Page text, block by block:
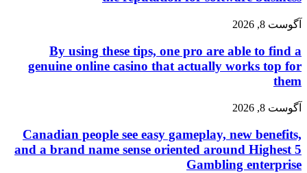
آگوست 8, 2026
By using these tips, one pro are able to find a
genuine online casino that actually works top for
them
آگوست 8, 2026
Canadian people see easy gameplay, new benefits,
and a brand name sense oriented around Highest 5
Gambling enterprise